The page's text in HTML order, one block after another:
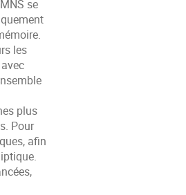
se
les
plus
Pour
afin